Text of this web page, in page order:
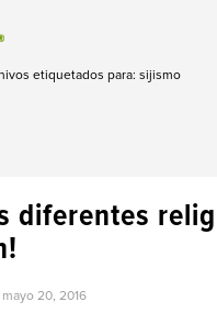
etiquetados para: sijismo
diferentes
mayo 20, 2016